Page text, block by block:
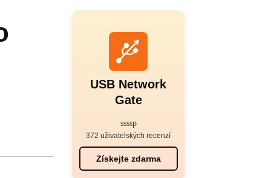
USB Network
Gate
372 uživatelských recenzí
Získejte zdarma